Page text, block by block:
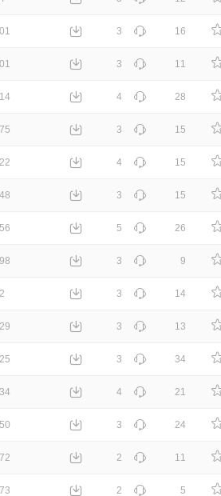
3 16
3 11
4 28
3 15
4 15
3 15
5 26
3 9
3 14
3 13
3 34
4 21
3 24
2 11
2 5